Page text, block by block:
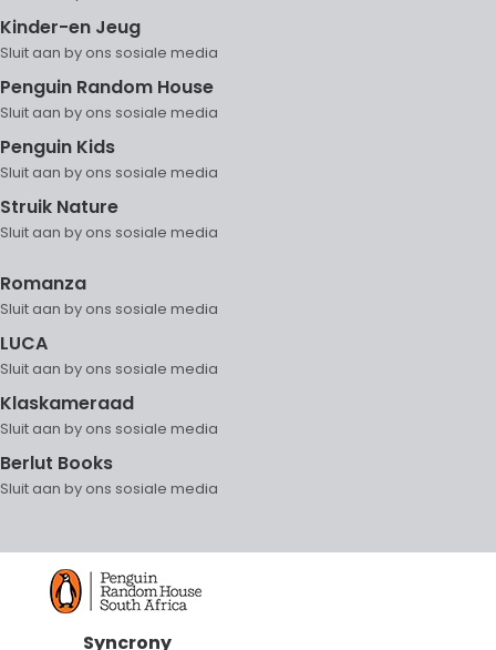
Kinder-en Jeug
Penguin Random House
Penguin Kids
Struik Nature
Romanza
LUCA
Klaskameraad
Berlut Books
Syncrony